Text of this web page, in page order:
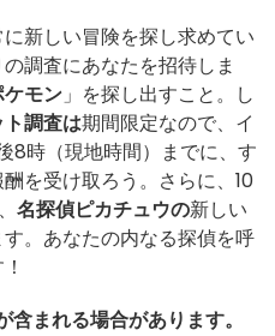
新しい冒険を探し求めてい
調査にあなたを招待しま
モン 」を探し出すこと。し
調査は期間限定なので、イ
8時（現地時間）までに、す
を受け取ろう。さらに、10
名探偵ピカチュウの新しい
。あなたの内なる探偵を呼
まれる場合があります。